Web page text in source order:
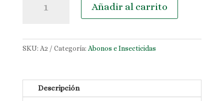
Universal
cantidad
Añadir al carrito
SKU: A2 Categoría: Abonos e Insecticidas
Descripción